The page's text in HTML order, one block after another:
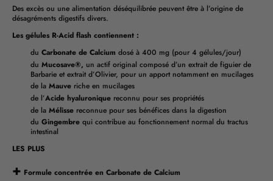
Des excès ou une alimentation déséquilibrée peuvent être à l’origine de
désagréments digestifs divers.
Les gélules R-Acid flash contiennent :
du Carbonate de Calcium dosé à 400 mg (pour 4 gélules/jour)
du Mucosave®, un actif original composé d’un extrait de figuier de
Barbarie et extrait d’Olivier, pour un apport notamment en mucilages
de la Mauve riche en mucilages
de l’Acide hyaluronique reconnu pour ses propriétés
de la Mélisse reconnue pour ses bénéfices dans la digestion
du Gingembre qui contribue au fonctionnement normal du tractus
intestinal
LES PLUS
+ Formule concentrée en Carbonate de Calcium